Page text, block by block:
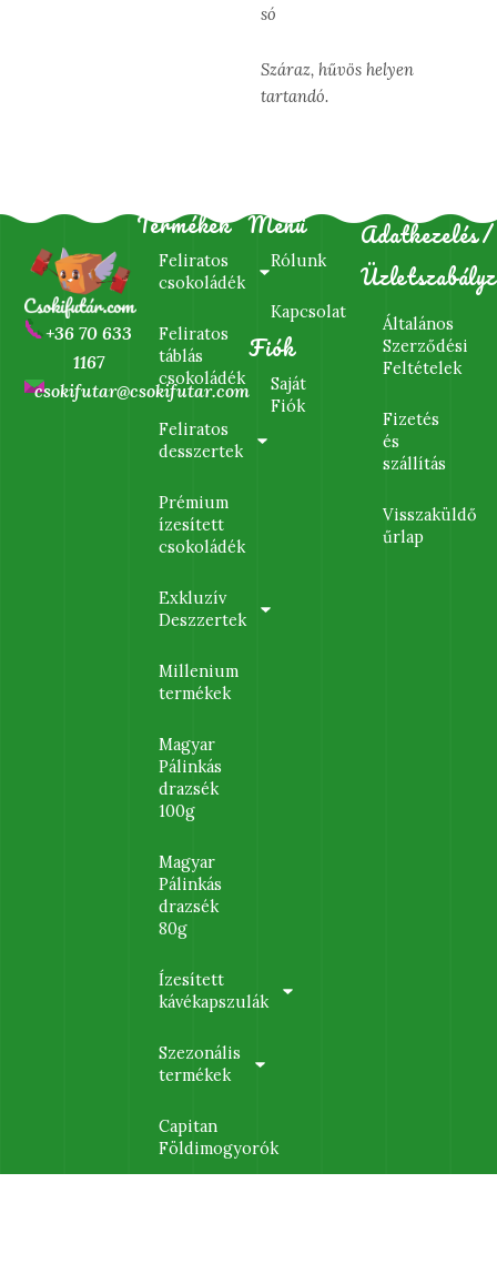
só
Száraz, hűvös helyen
tartandó.
+36 70 633
1167
csokifutar@csokifutar.com
Termékek
Feliratos
csokoládék
Feliratos
táblás
csokoládék
Feliratos
desszertek
Prémium
ízesített
csokoládék
Exkluzív
Deszzertek
Millenium
termékek
Magyar
Pálinkás
drazsék
100g
Magyar
Pálinkás
drazsék
80g
Ízesített
kávékapszulák
Szezonális
termékek
Capitan
Földimogyorók
Menü
Rólunk
Kapcsolat
Fiók
Saját
Fiók
Adatkezelés/
Általános
Szerződési
Feltételek
Fizetés
és
szállítás
Visszaküldő
űrlap